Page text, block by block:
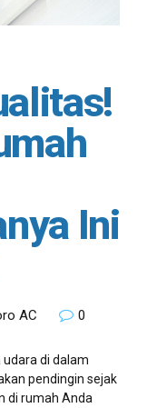
Ini
AC 0
udara di dalam
pendingin sejak
di rumah Anda